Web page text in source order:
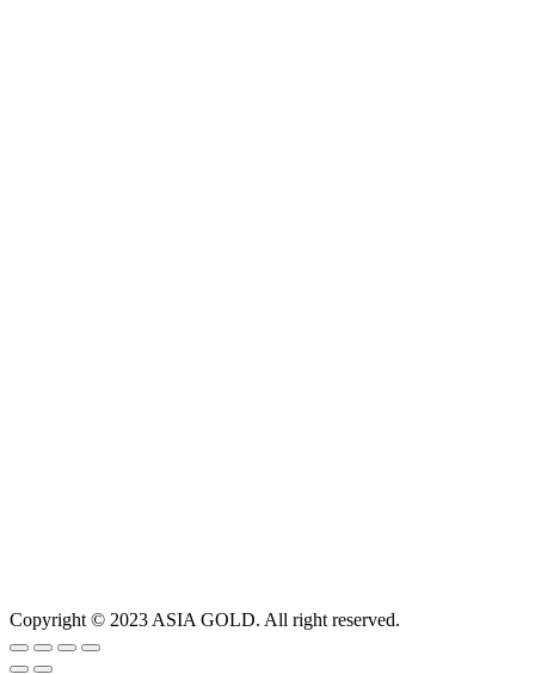
Copyright © 2023 ASIA GOLD. All right reserved.